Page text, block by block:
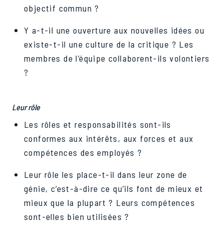
objectif commun ?
Y a-t-il une ouverture aux nouvelles idées ou
existe-t-il une culture de la critique ? Les
membres de l’équipe collaborent-ils volontiers
?
Leur rôle
Les rôles et responsabilités sont-ils
conformes aux intérêts, aux forces et aux
compétences des employés ?
Leur rôle les place-t-il dans leur zone de
génie, c’est-à-dire ce qu’ils font de mieux et
mieux que la plupart ? Leurs compétences
sont-elles bien utilisées ?